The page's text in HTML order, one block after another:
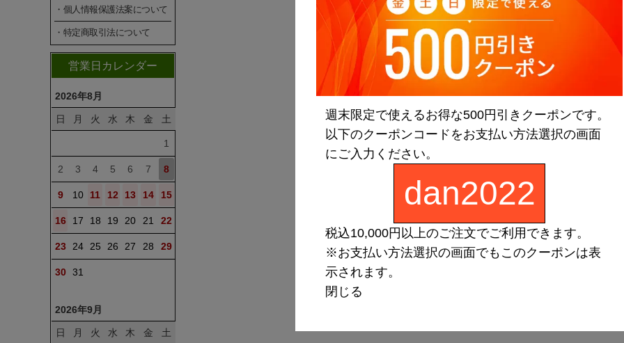
・個人情報保護法案について
・特定商取引法について
営業日カレンダー
2026年8月
日 月 火 水 木 金 土
1
2 3 4 5 6 7 8
9 10 11 12 13 14 15
16 17 18 19 20 21 22
23 24 25 26 27 28 29
30 31
2026年9月
日 月 火 水 木 金 土
週末限定で使えるお得な500円引きクーポンです。
以下のクーポンコードをお支払い方法選択の画面
にご入力ください。
dan2022
税込10,000円以上のご注文でご利用できます。
※お支払い方法選択の画面でもこのクーポンは表
示されます。
閉じる